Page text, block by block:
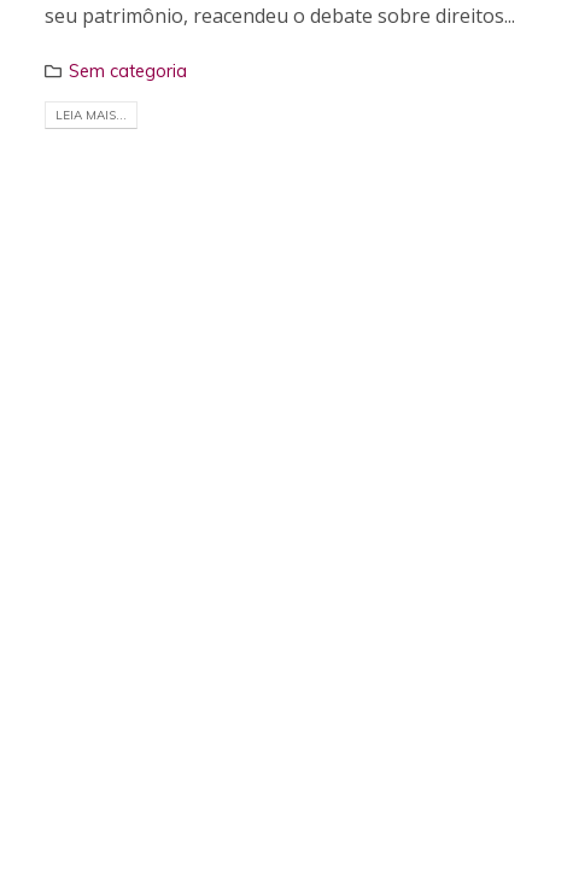
seu patrimônio, reacendeu o debate sobre direitos...
Sem categoria
LEIA MAIS...